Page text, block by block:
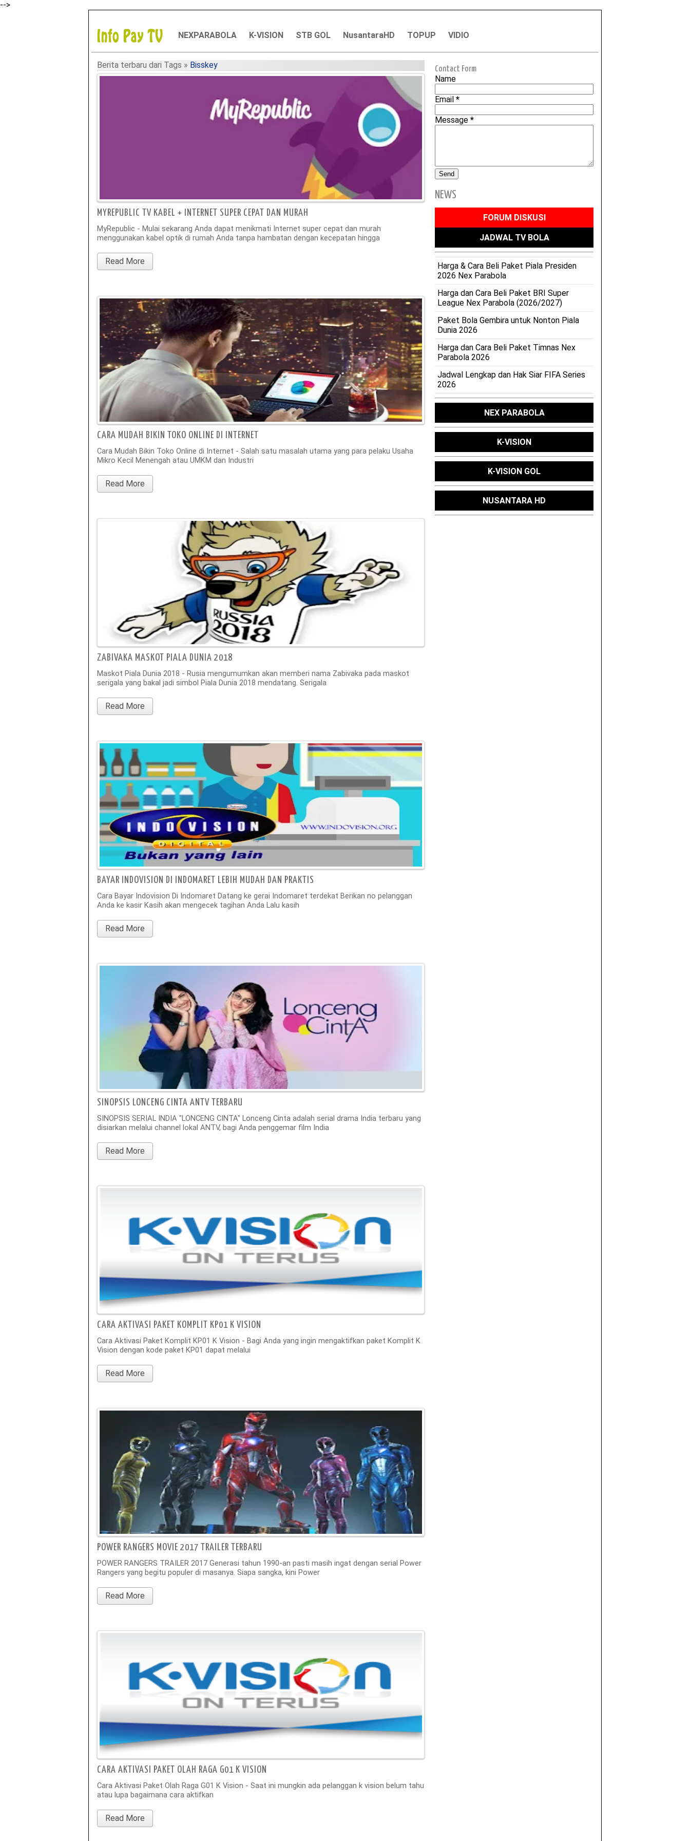
-->
NEXPARABOLA K-VISION STB GOL NusantaraHD TOPUP VIDIO
Berita terbaru dari Tags » Bisskey
MYREPUBLIC TV KABEL + INTERNET SUPER CEPAT DAN MURAH
MyRepublic - Mulai sekarang Anda dapat menikmati Internet super cepat dan murah
menggunakan kabel optik di rumah Anda tanpa hambatan dengan kecepatan hingga
Read More
CARA MUDAH BIKIN TOKO ONLINE DI INTERNET
Cara Mudah Bikin Toko Online di Internet - Salah satu masalah utama yang para pelaku Usaha
Mikro Kecil Menengah atau UMKM dan Industri
Read More
ZABIVAKA MASKOT PIALA DUNIA 2018
Maskot Piala Dunia 2018 - Rusia mengumumkan akan memberi nama Zabivaka pada maskot
serigala yang bakal jadi simbol Piala Dunia 2018 mendatang. Serigala
Read More
BAYAR INDOVISION DI INDOMARET LEBIH MUDAH DAN PRAKTIS
Cara Bayar Indovision Di Indomaret Datang ke gerai Indomaret terdekat Berikan no pelanggan
Anda ke kasir Kasih akan mengecek tagihan Anda Lalu kasih
Read More
SINOPSIS LONCENG CINTA ANTV TERBARU
SINOPSIS SERIAL INDIA "LONCENG CINTA" Lonceng Cinta adalah serial drama India terbaru yang
disiarkan melalui channel lokal ANTV, bagi Anda penggemar film India
Read More
CARA AKTIVASI PAKET KOMPLIT KP01 K VISION
Cara Aktivasi Paket Komplit KP01 K Vision - Bagi Anda yang ingin mengaktifkan paket Komplit K
Vision dengan kode paket KP01 dapat melalui
Read More
POWER RANGERS MOVIE 2017 TRAILER TERBARU
POWER RANGERS TRAILER 2017 Generasi tahun 1990-an pasti masih ingat dengan serial Power
Rangers yang begitu populer di masanya. Siapa sangka, kini Power
Read More
CARA AKTIVASI PAKET OLAH RAGA G01 K VISION
Cara Aktivasi Paket Olah Raga G01 K Vision - Saat ini mungkin ada pelanggan k vision belum tahu
atau lupa bagaimana cara aktifkan
Read More
Contact Form
Name
Email*
Message*
NEWS
FORUM DISKUSI
JADWAL TV BOLA
Harga & Cara Beli Paket Piala Presiden
2026 Nex Parabola
Harga dan Cara Beli Paket BRI Super
League Nex Parabola (2026/2027)
Paket Bola Gembira untuk Nonton Piala
Dunia 2026
Harga dan Cara Beli Paket Timnas Nex
Parabola 2026
Jadwal Lengkap dan Hak Siar FIFA Series
2026
NEX PARABOLA
K-VISION
K-VISION GOL
NUSANTARA HD